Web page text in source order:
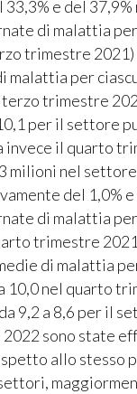
e del
di malattia
trimestre
malattia per
terzo trimestre
per il settore
invece il quarto
milioni nel
del 1,0%
di malattia
trimestre
di malattia
10,0 nel quarto
9,2 a 8,6 per il
sono state
allo stesso